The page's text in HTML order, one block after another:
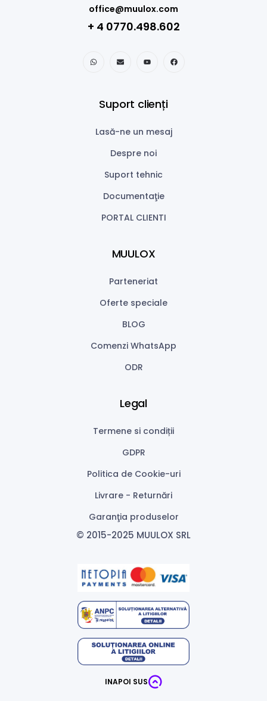
office@muulox.com
+ 4 0770.498.602
Suport clienți
Lasă-ne un mesaj
Despre noi
Suport tehnic
Documentaţie
PORTAL CLIENTI
MUULOX
Parteneriat
Oferte speciale
BLOG
Comenzi WhatsApp
ODR
Legal
Termene si condiții
GDPR
Politica de Cookie-uri
Livrare - Returnări
Garanţia produselor
© 2015-2025 MUULOX SRL
INAPOI SUS